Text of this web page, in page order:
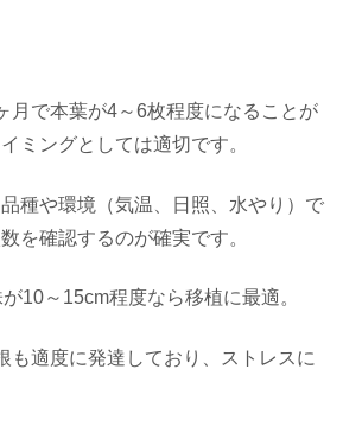
月で本葉が4～6枚程度になることが
ミングとしては適切です。
種や環境（気温、日照、水やり）で
を確認するのが確実です。
10～15cm程度なら移植に最適。
も適度に発達しており、ストレスに